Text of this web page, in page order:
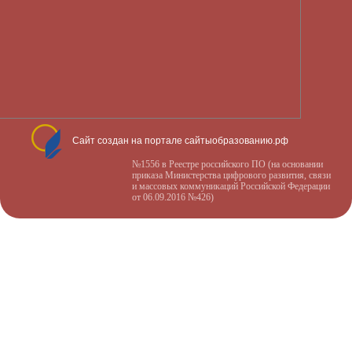
Сайт создан на портале сайтыобразованию.рф
№1556 в Реестре российского ПО (на основании
приказа Министерства цифрового развития, связи
и массовых коммуникаций Российской Федерации
от 06.09.2016 №426)